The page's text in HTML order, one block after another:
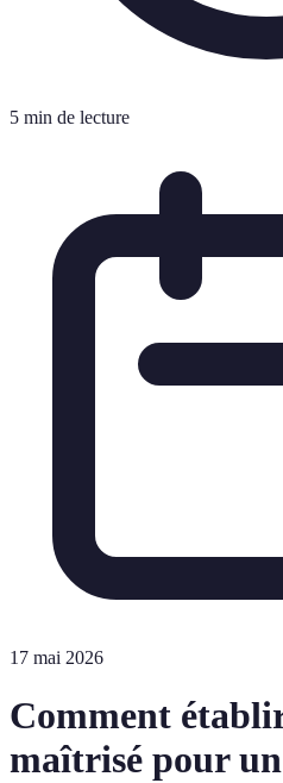
5 min de lecture
17 mai 2026
Comment
maîtrisé pour